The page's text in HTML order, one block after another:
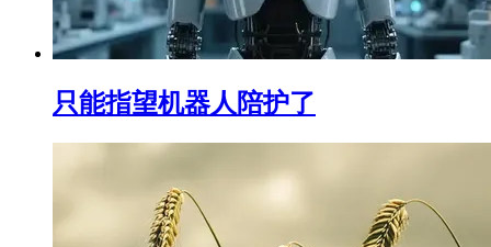
只能指望机器人陪护了